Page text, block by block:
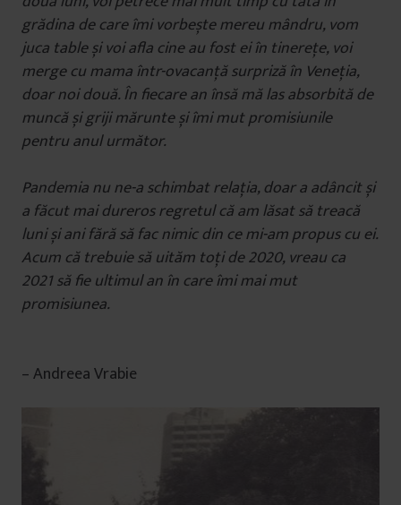
grădina de care îmi vorbește mereu mândru, vom
juca table și voi afla cine au fost ei în tinerețe, voi
merge cu mama într-ovacanță surpriză în Veneția,
doar noi două. În fiecare an însă mă las absorbită de
muncă și griji mărunte și îmi mut promisiunile
pentru anul următor.
Pandemia nu ne-a schimbat relația, doar a adâncit și
a făcut mai dureros regretul că am lăsat să treacă
luni și ani fără să fac nimic din ce mi-am propus cu ei.
Acum că trebuie să uităm toți de 2020, vreau ca
2021 să fie ultimul an în care îmi mai mut
promisiunea.
– Andreea Vrabie